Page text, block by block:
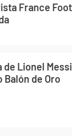
France
Lionel
de Oro